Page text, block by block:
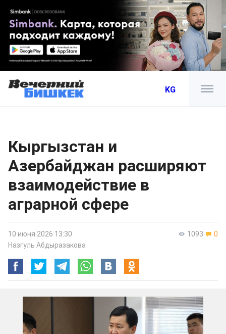
KG
Кыргызстан и
Азербайджан расширяют
взаимодействие в
аграрной сфере
1093 0
10 июня 2026 13:30
Назгуль Абдыразакова